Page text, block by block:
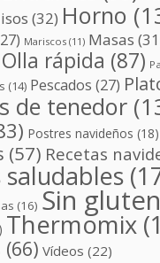
(32) Horno
Mariscos (11) Masas
Olla rápida (87)
(14) Pescados (27)
de tenedor
Postres navideños (18)
(57) Recetas
saludables
(16) Sin gluten
Thermomix
(66) Vídeos (22)